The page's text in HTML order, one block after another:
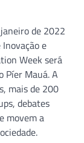
de 2022
e
Week será
Píer Mauá. A
mais de 200
debates
movem a